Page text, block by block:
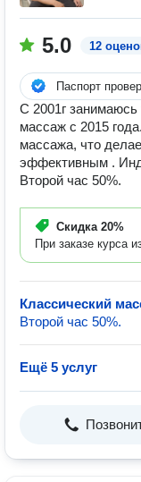
5.0 12
Паспорт
С 2001г
массаж с 2015
массажа, что
эффективным .
Второй час 50%.
Скидка 20%
При заказе курса
Классический
Второй час 50%.
Ещё 5 услуг